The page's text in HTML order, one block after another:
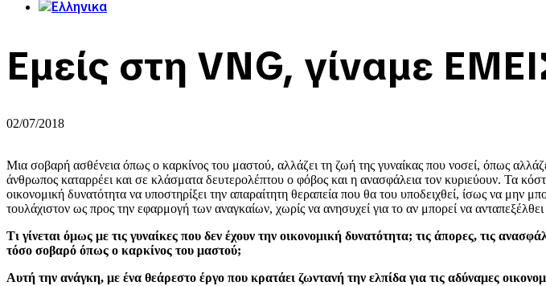
Εμείς στη VNG, γίναμε
02/07/2018
Μια σοβαρή ασθένεια όπως ο καρκίνος του μαστού, αλλάζει τη ζωή της γυναίκας που νοσεί, όπως
άνθρωπος καταρρέει και σε κλάσματα δευτερολέπτου ο φόβος και η ανασφάλεια τον κυριεύουν. Τα
οικονομική δυνατότητα να υποστηρίξει την απαραίτητη θεραπεία που θα του υποδειχθεί, ίσως να μην
τουλάχιστον ως προς την εφαρμογή των αναγκαίων, χωρίς να ανησυχεί για το αν μπορεί να ανταπεξέλθει
Τι γίνεται όμως με τις γυναίκες που δεν έχουν την οικονομική δυνατότητα; τις άπορες, τις
τόσο σοβαρό όπως ο καρκίνος του μαστού;
Αυτή την ανάγκη, με ένα θεάρεστο έργο που κρατάει ζωντανή την ελπίδα για τις αδύναμες